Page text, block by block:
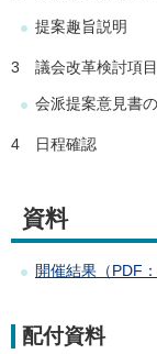
提案趣旨説明
3 議会改革検討項
会派提案意見書
4 日程確認
資料
開催結果（PDF：
配付資料